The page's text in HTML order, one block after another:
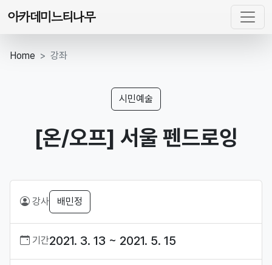
아카데미느티나무
Home 강좌
시민예술
[온/오프] 서울 펜드로잉
강사 배민정
기간2021. 3. 13 ~ 2021. 5. 15